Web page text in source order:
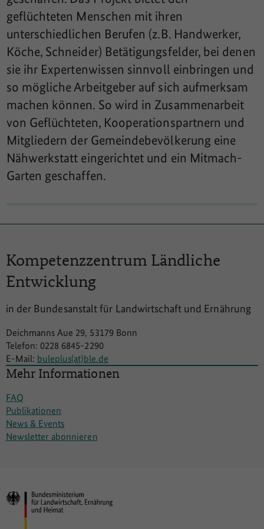
geflüchteten Menschen mit ihren
unterschiedlichen Berufen (z.B. Handwerker,
Köche, Schneider) Betätigungsfelder, bei denen
sie ihr Expertenwissen sinnvoll einbringen und
so mögliche Arbeitgeber auf sich aufmerksam
machen können. So wird in Zusammenarbeit
von Geflüchteten, Kooperationspartnern und
Mitgliedern der Gemeindebevölkerung eine
Nähwerkstatt eingerichtet und ein Mitmach-
Garten geschaffen.
Kompetenzzentrum Ländliche
Entwicklung
in der Bundesanstalt für Landwirtschaft und Ernährung
Deichmanns Aue 29, 53179 Bonn
Telefon: 0228 6845-2290
E-Mail: buleplus(at)ble.de
Mehr Informationen
FAQ
Publikationen
News & Events
Newsletter abonnieren